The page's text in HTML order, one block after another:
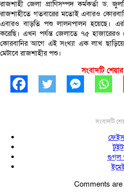
রাজশাহী জেলা প্রাণিসম্পদ কর্মকর্তা ড.
রাজশাহীতে গতবারের মতোই এবারও
এবারও বাড়তি পশু লালনপালন হয়েছে।
করেছি। এখন পর্যন্ত জেলাতে ৭৫ হাজারেরও
কোরবানির আগে এই সংখ্যা এক লাখ
মেটাবে রাজশাহীর পশু।
সংবাদটি
সংবাদটি
গুগল
Comments